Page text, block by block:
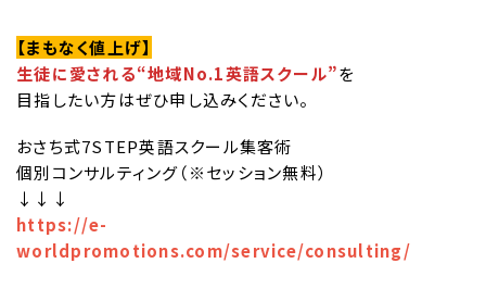
【まもなく値上げ】
生徒に愛される“地域No.1英語スクール”を
目指したい方はぜひ申し込みください。
おさち式7STEP英語スクール集客術
個別コンサルティング（※セッション無料）
↓↓↓
https://e-
worldpromotions.com/service/consulting/